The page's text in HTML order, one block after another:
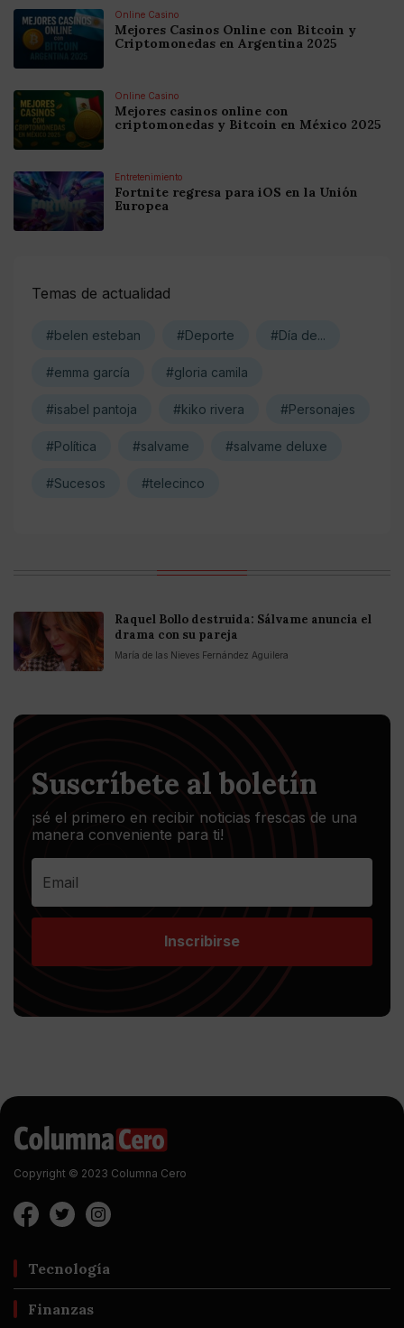
Online Casino
Mejores Casinos Online con Bitcoin y
Criptomonedas en Argentina 2025
Online Casino
Mejores casinos online con
criptomonedas y Bitcoin en México 2025
Entretenimiento
Fortnite regresa para iOS en la Unión
Europea
Temas de actualidad
#belen esteban #Deporte #Día de...
#emma garcía #gloria camila
#isabel pantoja #kiko rivera #Personajes
#Política #salvame #salvame deluxe
#Sucesos #telecinco
Raquel Bollo destruida: Sálvame anuncia el
drama con su pareja
María de las Nieves Fernández Aguilera
Suscríbete al boletín
¡sé el primero en recibir noticias frescas de una
manera conveniente para ti!
Inscribirse
Copyright © 2023 Columna Cero
Tecnología
Finanzas